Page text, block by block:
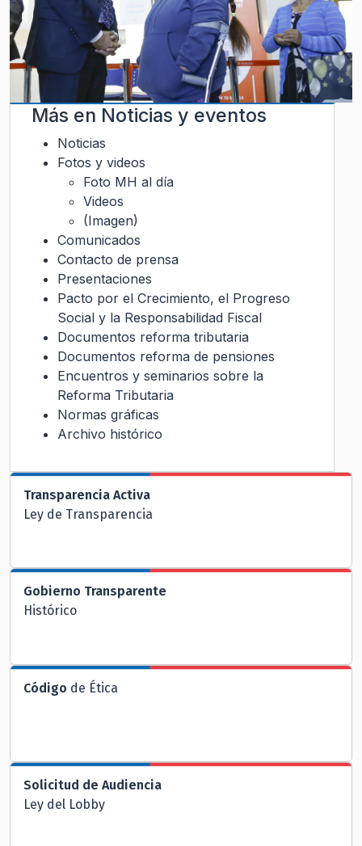
Más en Noticias y eventos
Noticias
Fotos y videos
Foto MH al día
Videos
(Imagen)
Comunicados
Contacto de prensa
Presentaciones
Pacto por el Crecimiento, el Progreso
Social y la Responsabilidad Fiscal
Documentos reforma tributaria
Documentos reforma de pensiones
Encuentros y seminarios sobre la
Reforma Tributaria
Normas gráficas
Archivo histórico
Transparencia Activa
Ley de Transparencia
Gobierno Transparente
Histórico
Código de Ética
Solicitud de Audiencia
Ley del Lobby